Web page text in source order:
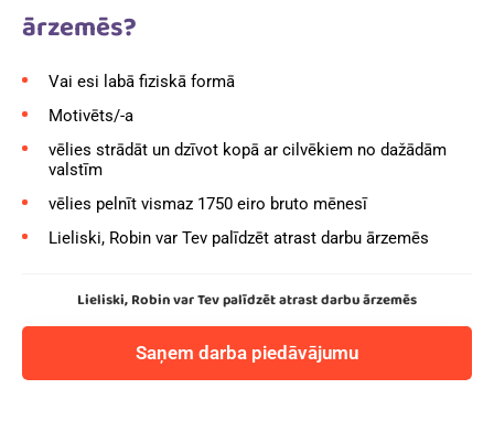
ārzemēs?
Vai esi labā fiziskā formā
Motivēts/-a
vēlies strādāt un dzīvot kopā ar cilvēkiem no dažādām
valstīm
vēlies pelnīt vismaz 1750 eiro bruto mēnesī
Lieliski, Robin var Tev palīdzēt atrast darbu ārzemēs
Lieliski, Robin var Tev palīdzēt atrast darbu ārzemēs
Saņem darba piedāvājumu